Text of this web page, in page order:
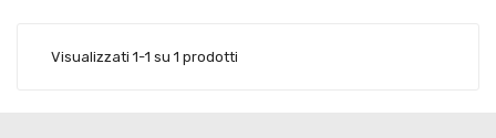
Visualizzati 1-1 su 1 prodotti